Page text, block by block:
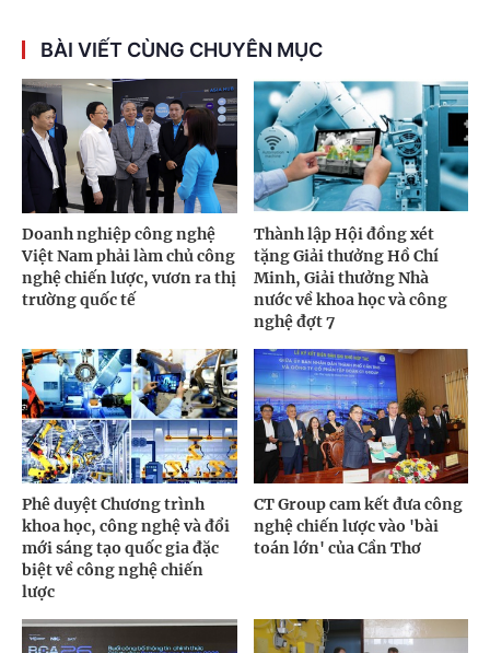
BÀI VIẾT CÙNG CHUYÊN MỤC
Doanh nghiệp công nghệ
Việt Nam phải làm chủ công
nghệ chiến lược, vươn ra thị
trường quốc tế
Thành lập Hội đồng xét
tặng Giải thưởng Hồ Chí
Minh, Giải thưởng Nhà
nước về khoa học và công
nghệ đợt 7
Phê duyệt Chương trình
khoa học, công nghệ và đổi
mới sáng tạo quốc gia đặc
biệt về công nghệ chiến
lược
CT Group cam kết đưa công
nghệ chiến lược vào 'bài
toán lớn' của Cần Thơ